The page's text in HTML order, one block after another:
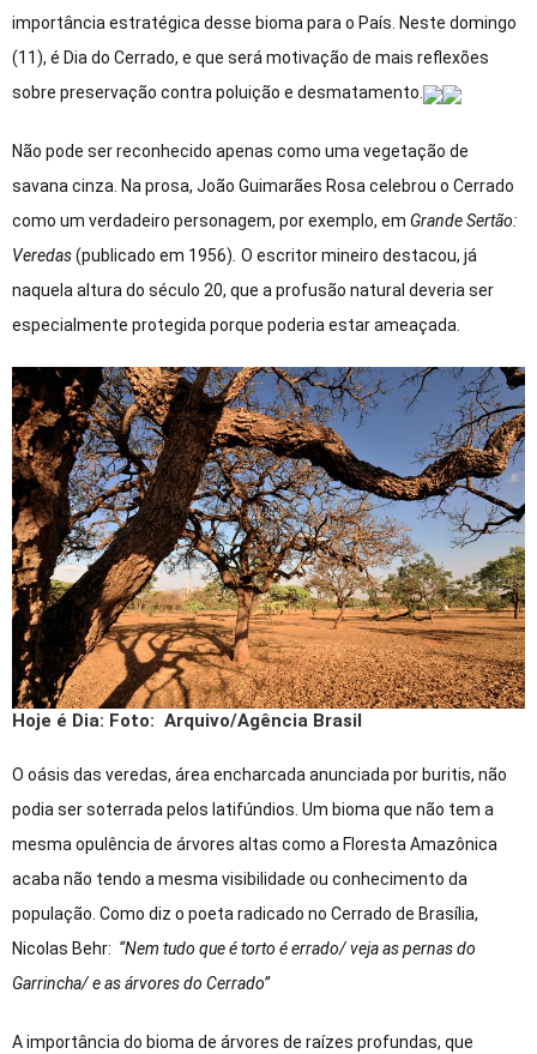
importância estratégica desse bioma para o País. Neste domingo
(11), é Dia do Cerrado, e que será motivação de mais reflexões
sobre preservação contra poluição e desmatamento.
Não pode ser reconhecido apenas como uma vegetação de
savana cinza. Na prosa, João Guimarães Rosa celebrou o Cerrado
como um verdadeiro personagem, por exemplo, em Grande Sertão:
Veredas(publicado em 1956). O escritor mineiro destacou, já
naquela altura do século 20, que a profusão natural deveria ser
especialmente protegida porque poderia estar ameaçada.
Hoje é Dia: Foto: Arquivo/Agência Brasil
O oásis das veredas, área encharcada anunciada por buritis, não
podia ser soterrada pelos latifúndios. Um bioma que não tem a
mesma opulência de árvores altas como a Floresta Amazônica
acaba não tendo a mesma visibilidade ou conhecimento da
população. Como diz o poeta radicado no Cerrado de Brasília,
Nicolas Behr: “Nem tudo que é torto é errado/ veja as pernas do
Garrincha/ e as árvores do Cerrado”
A importância do bioma de árvores de raízes profundas, que